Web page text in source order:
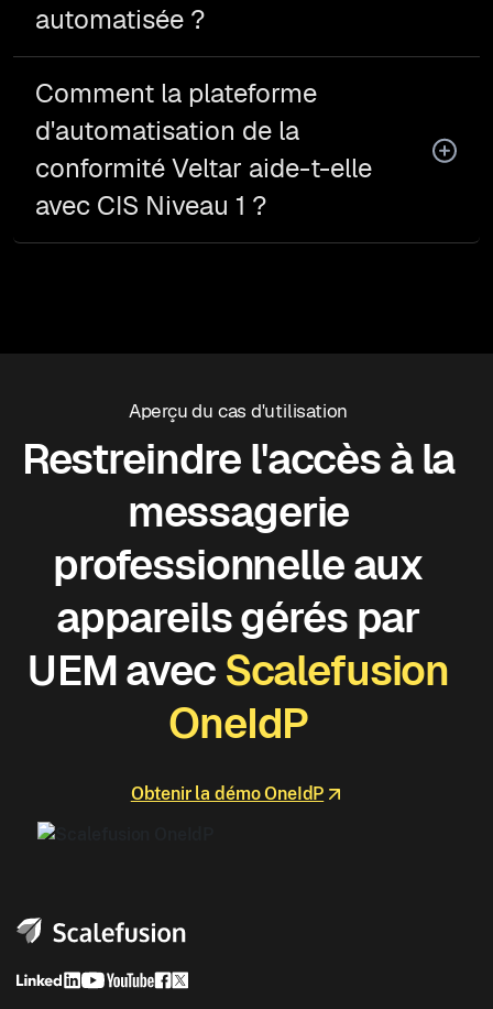
automatisée ?
Comment la plateforme
d'automatisation de la
conformité Veltar aide-t-elle
avec CIS Niveau 1 ?
Aperçu du cas d'utilisation
Restreindre l'accès à la
messagerie
professionnelle aux
appareils gérés par
UEM avec Scalefusion
OneIdP
Obtenir la démo OneIdP